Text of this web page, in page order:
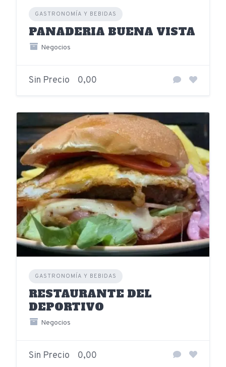
GASTRONOMÍA Y BEBIDAS
PANADERIA BUENA VISTA
Negocios
Sin Precio 0,00
GASTRONOMÍA Y BEBIDAS
RESTAURANTE DEL
DEPORTIVO
Negocios
Sin Precio 0,00